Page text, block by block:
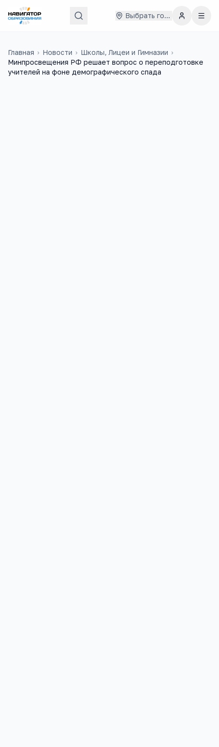
Выбрать город
Главная › Новости › Школы, Лицеи и Гимназии ›
Минпросвещения РФ решает вопрос о переподготовке
учителей на фоне демографического спада